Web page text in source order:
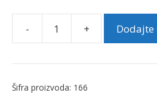
-
Biologija
radna
+
Šifra proizvoda: 166